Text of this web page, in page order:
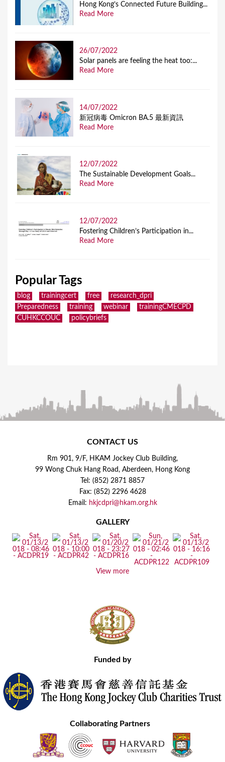
Hong Kong’s Connected Future Building...
Read More
26/07/2022
Solar panels are feeling the heat too:...
Read More
14/07/2022
新冠病毒 Omicron BA.5 最新資訊
Read More
12/07/2022
The Sustainable Development Goals...
Read More
12/07/2022
Fostering Children’s Participation in...
Read More
Popular Tags
blog trainingcert free
research_dpri
Preparedness
training webinar
trainingCMECPD
CUHKCCOUC
policybriefs
CONTACT US
Rm 901, 9/F, HKAM Jockey Club Building,
99 Wong Chuk Hang Road, Aberdeen, Hong Kong
Tel: (852) 2871 8857
Fax: (852) 2296 4628
Email: hkjcdpri@hkam.org.hk
GALLERY
View more
Funded by
Collaborating Partners